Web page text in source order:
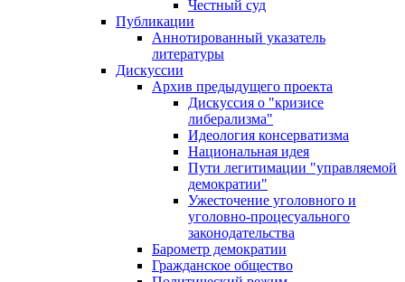
Честный суд
Публикации
Аннотированный указатель
литературы
Дискуссии
Архив предыдущего проекта
Дискуссия о "кризисе
либерализма"
Идеология консерватизма
Национальная идея
Пути легитимации "управляемой
демократии"
Ужесточение уголовного и
уголовно-процесуального
законодательства
Барометр демократии
Гражданское общество